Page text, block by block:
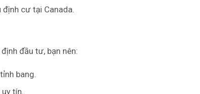
cư tại Canada.
đầu tư, bạn nên:
bang.
tín.